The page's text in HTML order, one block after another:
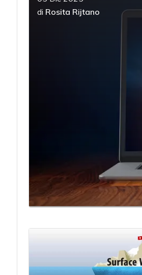
di Rosita Rijtano